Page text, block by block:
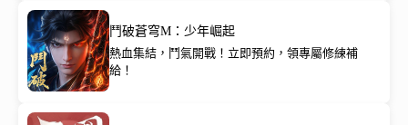
鬥破蒼穹M：少年崛起
熱血集結，鬥氣開戰！立即預約，領專屬修練補
給！